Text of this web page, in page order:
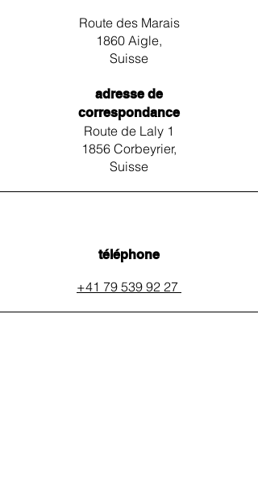
Route des Marais
1860 Aigle,
Suisse
adresse de
correspondance
Route de Laly 1
1856 Corbeyrier,
Suisse
téléphone
+41 79 539 92 27